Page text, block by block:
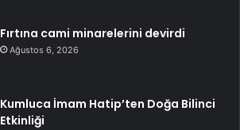
Fırtına cami minarelerini devirdi
Ağustos 6, 2026
Kumluca İmam Hatip’ten Doğa Bilinci
Etkinliği